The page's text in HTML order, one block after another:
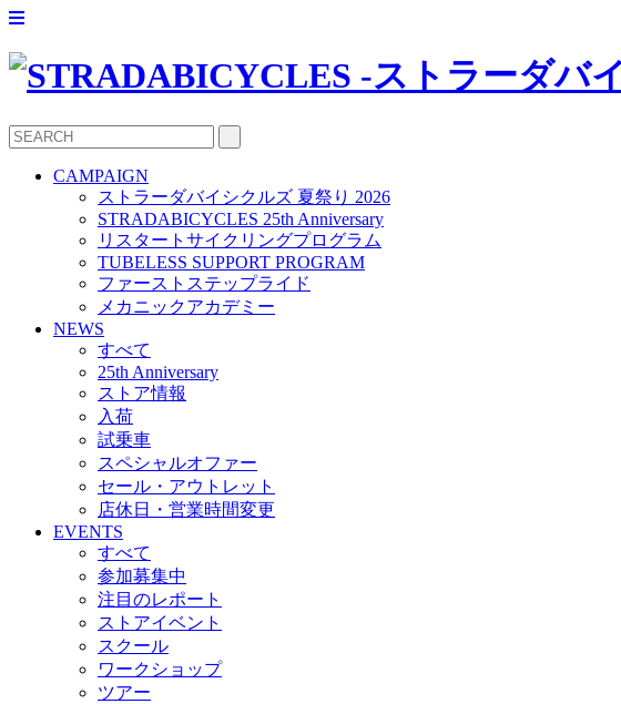
CAMPAIGN
ストラーダバイシクルズ 夏祭り 2026
STRADABICYCLES 25th Anniversary
リスタートサイクリングプログラム
TUBELESS SUPPORT PROGRAM
ファーストステップライド
メカニックアカデミー
NEWS
すべて
25th Anniversary
ストア情報
入荷
試乗車
スペシャルオファー
セール・アウトレット
店休日・営業時間変更
EVENTS
すべて
参加募集中
注目のレポート
ストアイベント
スクール
ワークショップ
ツアー